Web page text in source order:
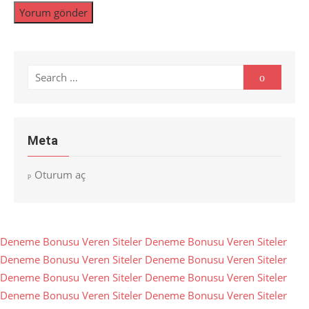
Search
Search
Meta
Oturum aç
Deneme Bonusu Veren Siteler Deneme Bonusu Veren Siteler
Deneme Bonusu Veren Siteler Deneme Bonusu Veren Siteler
Deneme Bonusu Veren Siteler Deneme Bonusu Veren Siteler
Deneme Bonusu Veren Siteler Deneme Bonusu Veren Siteler